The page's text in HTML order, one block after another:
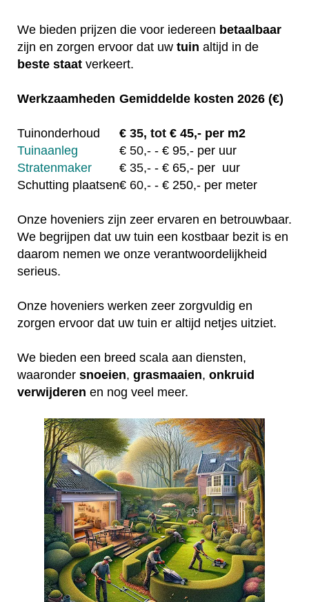
We bieden prijzen die voor iedereen betaalbaar
zijn en zorgen ervoor dat uw tuin altijd in de
beste staat verkeert.
Werkzaamheden Gemiddelde kosten 2026 (€)
Tuinonderhoud € 35, tot € 45,- per m2
Tuinaanleg
€ 50,- - € 95,- per uur
Stratenmaker
€ 35,- - € 65,- per uur
Schutting plaatsen€ 60,- - € 250,- per meter
Onze hoveniers zijn zeer ervaren en betrouwbaar.
We begrijpen dat uw tuin een kostbaar bezit is en
daarom nemen we onze verantwoordelijkheid
serieus.
Onze hoveniers werken zeer zorgvuldig en
zorgen ervoor dat uw tuin er altijd netjes uitziet.
We bieden een breed scala aan diensten,
waaronder snoeien, grasmaaien, onkruid
verwijderen en nog veel meer.